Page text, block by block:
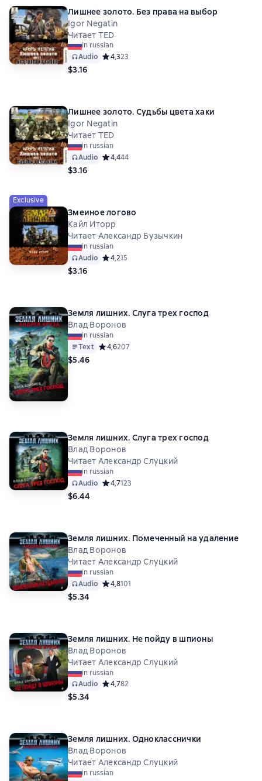
Лишнее золото. Без права на выбор
Igor Negatin
Читает TED
in russian
Audio Средний рейтинг 4,3 на основе 23 оценок
4,323
$3.16
Лишнее золото. Судьбы цвета хаки
Igor Negatin
Читает TED
in russian
Audio Средний рейтинг 4,4 на основе 44 оценок
4,444
$3.16
Exclusive
Змеиное логово
Кайл Иторр
Читает Александр Бузычкин
in russian
Audio Средний рейтинг 4,2 на основе 15 оценок
4,215
$3.16
Земля лишних. Слуга трех господ
Влад Воронов
in russian
Text Средний рейтинг 4,6 на основе 207 оценок
4,6207
$5.46
Земля лишних. Слуга трех господ
Влад Воронов
Читает Александр Слуцкий
in russian
Audio Средний рейтинг 4,7 на основе 123 оценок
4,7123
$6.44
Земля лишних. Помеченный на удаление
Влад Воронов
Читает Александр Слуцкий
in russian
Audio Средний рейтинг 4,8 на основе 101 оценок
4,8101
$5.34
Земля лишних. Не пойду в шпионы
Влад Воронов
Читает Александр Слуцкий
in russian
Audio Средний рейтинг 4,7 на основе 82 оценок
4,782
$5.34
Земля лишних. Однокласснички
Влад Воронов
Читает Александр Слуцкий
in russian